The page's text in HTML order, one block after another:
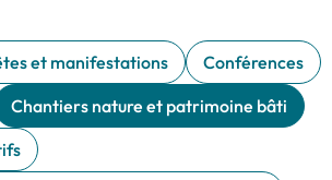
et manifestations
Conférences
Chantiers nature et patrimoine bâti